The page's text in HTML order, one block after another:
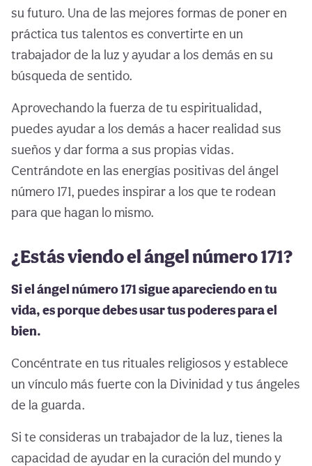
su futuro. Una de las mejores formas de poner en
práctica tus talentos es convertirte en un
trabajador de la luz y ayudar a los demás en su
búsqueda de sentido.
Aprovechando la fuerza de tu espiritualidad,
puedes ayudar a los demás a hacer realidad sus
sueños y dar forma a sus propias vidas.
Centrándote en las energías positivas del ángel
número 171, puedes inspirar a los que te rodean
para que hagan lo mismo.
¿Estás viendo el ángel número 171?
Si el ángel número 171 sigue apareciendo en tu
vida, es porque debes usar tus poderes para el
bien.
Concéntrate en tus rituales religiosos y establece
un vínculo más fuerte con la Divinidad y tus ángeles
de la guarda.
Si te consideras un trabajador de la luz, tienes la
capacidad de ayudar en la curación del mundo y